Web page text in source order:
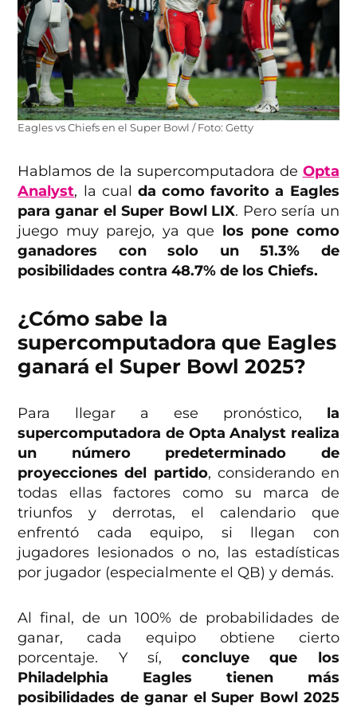
Eagles vs Chiefs en el Super Bowl / Foto: Getty
Hablamos de la supercomputadora de Opta
Analyst, la cual da como favorito a Eagles
para ganar el Super Bowl LIX. Pero sería un
juego muy parejo, ya que los pone como
ganadores con solo un 51.3% de
posibilidades contra 48.7% de los Chiefs.
¿Cómo sabe la
supercomputadora que Eagles
ganará el Super Bowl 2025?
Para llegar a ese pronóstico, la
supercomputadora de Opta Analyst realiza
un número predeterminado de
proyecciones del partido, considerando en
todas ellas factores como su marca de
triunfos y derrotas, el calendario que
enfrentó cada equipo, si llegan con
jugadores lesionados o no, las estadísticas
por jugador (especialmente el QB) y demás.
Al final, de un 100% de probabilidades de
ganar, cada equipo obtiene cierto
porcentaje. Y sí,concluye que los
Philadelphia Eagles tienen más
posibilidades de ganar el Super Bowl 2025